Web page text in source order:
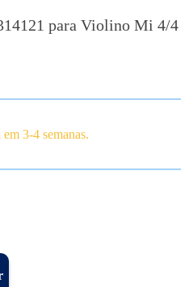
para Violino Mi 4/4
3-4 semanas.